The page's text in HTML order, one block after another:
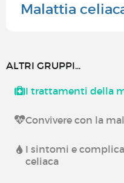
Malattia
ALTRI GRUPPI...
I trattamenti della
Convivere con la
I sintomi e
celiaca